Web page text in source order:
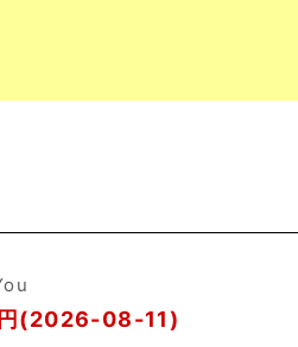
(2026-08-11)